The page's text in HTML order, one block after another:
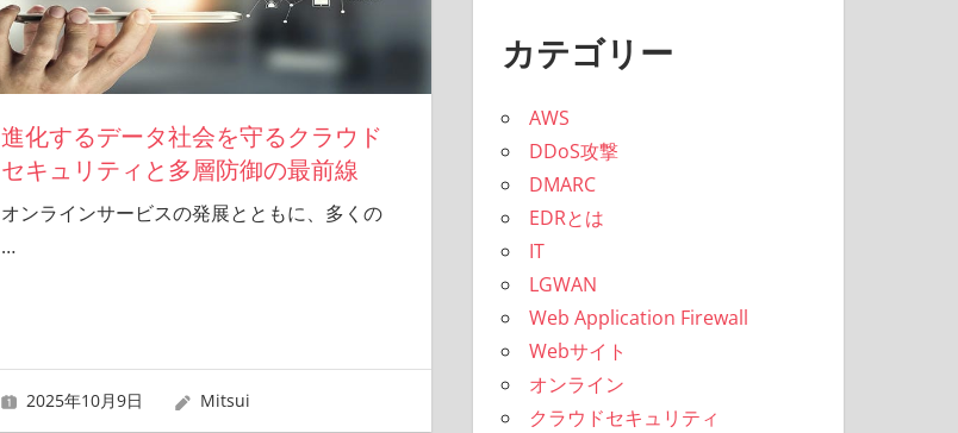
進化するデータ社会を守るクラウド
セキュリティと多層防御の最前線
オンラインサービスの発展とともに、多くの
…
2025年10月9日 Mitsui
カテゴリー
AWS
DDoS攻撃
DMARC
EDRとは
IT
LGWAN
Web Application Firewall
Webサイト
オンライン
クラウドセキュリティ